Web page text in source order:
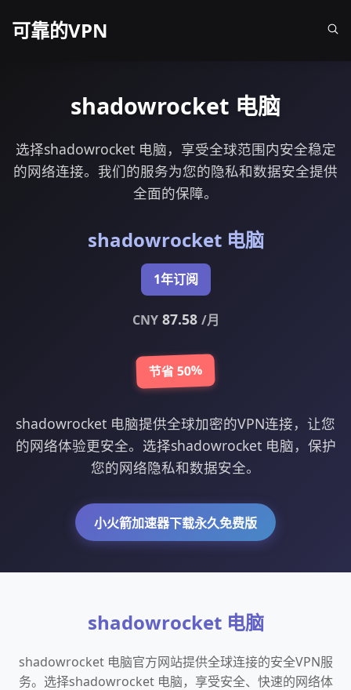
可靠的VPN
shadowrocket 电脑
选择shadowrocket 电脑，享受全球范围内安全稳定
的网络连接。我们的服务为您的隐私和数据安全提供
全面的保障。
shadowrocket 电脑
1年订阅
CNY87.58 /月
节省 50%
shadowrocket 电脑提供全球加密的VPN连接，让您
的网络体验更安全。选择shadowrocket 电脑，保护
您的网络隐私和数据安全。
小火箭加速器下载永久免费版
shadowrocket 电脑
shadowrocket 电脑官方网站提供全球连接的安全VPN服
务。选择shadowrocket 电脑，享受安全、快速的网络体